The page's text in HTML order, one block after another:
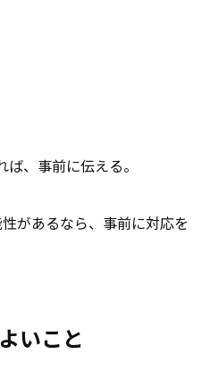
、事前に伝える。
があるなら、事前に対応を
いこと